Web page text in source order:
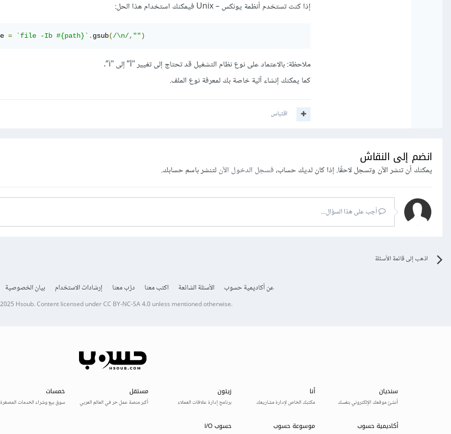
إذا كنت تستخدم أنظمة يونكس – Unix فيمكنك استخدام هذا الحل:
= `file -Ib #{path}` . gsub(/\n/, "")
ملاحظة: بالاعتماد على نوع نظام التشغيل قد تحتاج إلى تغيير "l” إلى "i”.
كما يمكنك إنشاء آلية خاصة بك لمعرفة نوع الملف.
اقتباس
انضم إلى النقاش
يمكنك أن تنشر الآن وتسجل لاحقًا. إذا كان لديك حساب،فسجل الدخول الآنلتنشر باسم حسابك.
أجب على هذا السؤال...
اذهب إلى قائمة الأسئلة
عن أكاديمية حسوب الأسئلة الشائعة اكتب معنا درّب معنا إرشادات الاستخدام بيان الخصوصية
Hsoub.Content licensed underCC BY-NC-SA 4.0unless mentioned otherwise.